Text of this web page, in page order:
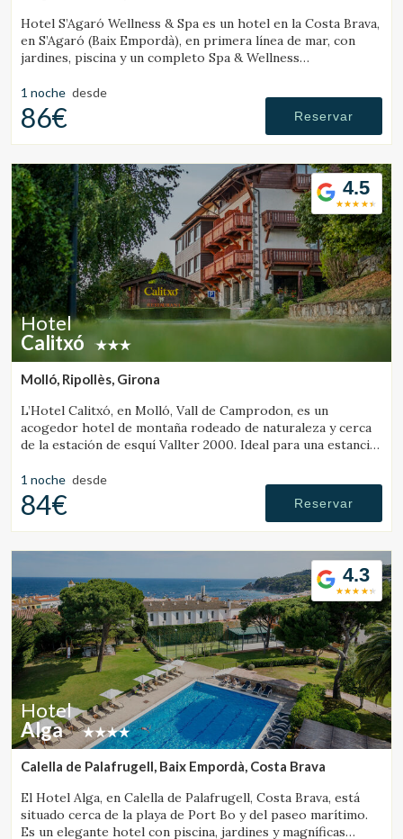
Hotel S’Agaró Wellness & Spa es un hotel en la Costa Brava,
en S’Agaró (Baix Empordà), en primera línea de mar, con
jardines, piscina y un completo Spa & Wellness
1 noche desde
86€ Reservar
4.5
Hotel
Calitxó
Molló, Ripollès, Girona
L’Hotel Calitxó, en Molló, Vall de Camprodon, es un
acogedor hotel de montaña rodeado de naturaleza y cerca
de la estación de esquí Vallter 2000. Ideal para una estancia
1 noche desde
84€ Reservar
4.3
Hotel
Alga
Calella de Palafrugell, Baix Empordà, Costa Brava
El Hotel Alga, en Calella de Palafrugell, Costa Brava, está
situado cerca de la playa de Port Bo y del paseo marítimo.
Es un elegante hotel con piscina, jardines y magníficas